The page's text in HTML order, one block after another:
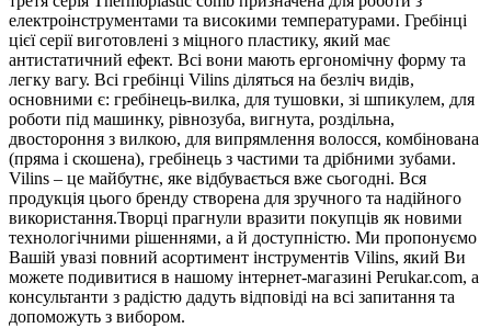
електроінструментами та високими температурами. Гребінці
цієї серії виготовлені з міцного пластику, який має
антистатичний ефект. Всі вони мають ергономічну форму та
легку вагу. Всі гребінці Vilins діляться на безліч видів,
основними є: гребінець-вилка, для тушовки, зі шпикулем, для
роботи під машинку, рівнозуба, вигнута, роздільна,
двостороння з вилкою, для випрямлення волосся, комбінована
(пряма і скошена), гребінець з частими та дрібними зубами.
Vilins – це майбутнє, яке відбувається вже сьогодні. Вся
продукція цього бренду створена для зручного та надійного
використання.Творці прагнули вразити покупців як новими
технологічними рішеннями, а й доступністю. Ми пропонуємо
Вашій увазі повний асортимент інструментів Vilins, який Ви
можете подивитися в нашому інтернет-магазині Perukar.com, а
консультанти з радістю дадуть відповіді на всі запитання та
допоможуть з вибором.